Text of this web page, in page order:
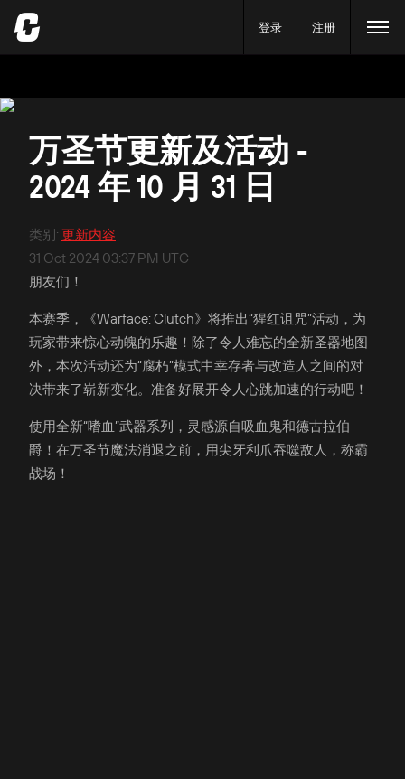
登录 注册
万圣节更新及活动 -
2024 年 10 月 31 日
类别: 更新内容
31 Oct 2024 03:37 PM UTC
朋友们！
本赛季，《Warface: Clutch》将推出“猩红诅咒”活动，为
玩家带来惊心动魄的乐趣！除了令人难忘的全新圣器地图
外，本次活动还为“腐朽”模式中幸存者与改造人之间的对
决带来了崭新变化。准备好展开令人心跳加速的行动吧！
使用全新“嗜血”武器系列，灵感源自吸血鬼和德古拉伯
爵！在万圣节魔法消退之前，用尖牙利爪吞噬敌人，称霸
战场！